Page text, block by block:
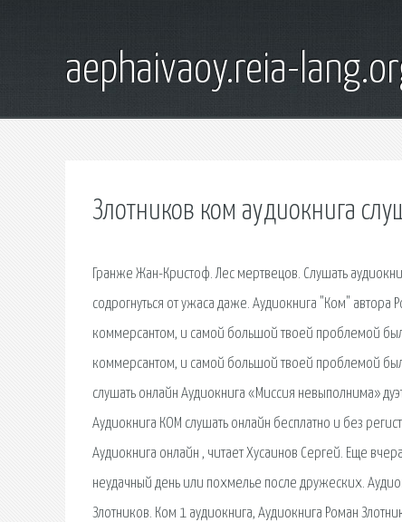
aephaivaoy.reia-
Злотников ком аудиокнига
Гранже Жан-Кристоф. Лес мертвецов. Слушать
содрогнуться от ужаса даже. Аудиокнига "Ком"
коммерсантом, и самой большой твоей проблемой
коммерсантом, и самой большой твоей проблемой
слушать онлайн Аудиокнига «Миссия невыполнима»
Аудиокнига КОМ слушать онлайн бесплатно и без
Аудиокнига онлайн , читает Хусаинов Сергей. Еще
неудачный день или похмелье после дружеских.
Злотников. Ком 1 аудиокнига, Аудиокнига Роман